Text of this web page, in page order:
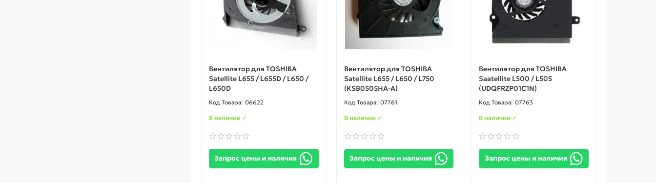
Вентилятор для TOSHIBA
Satellite L655 / L655D / L650 /
L650D
06622
В наличии ✓
Запрос цены и наличия
Вентилятор для TOSHIBA
Satellite L655 / L650 / L750
(KSB0505HA-A)
07761
В наличии ✓
Запрос цены и наличия
Вентилятор для TOSHIBA
Saatellite L500 / L505
(UDQFRZP01C1N)
07763
В наличии ✓
Запрос цены и наличия